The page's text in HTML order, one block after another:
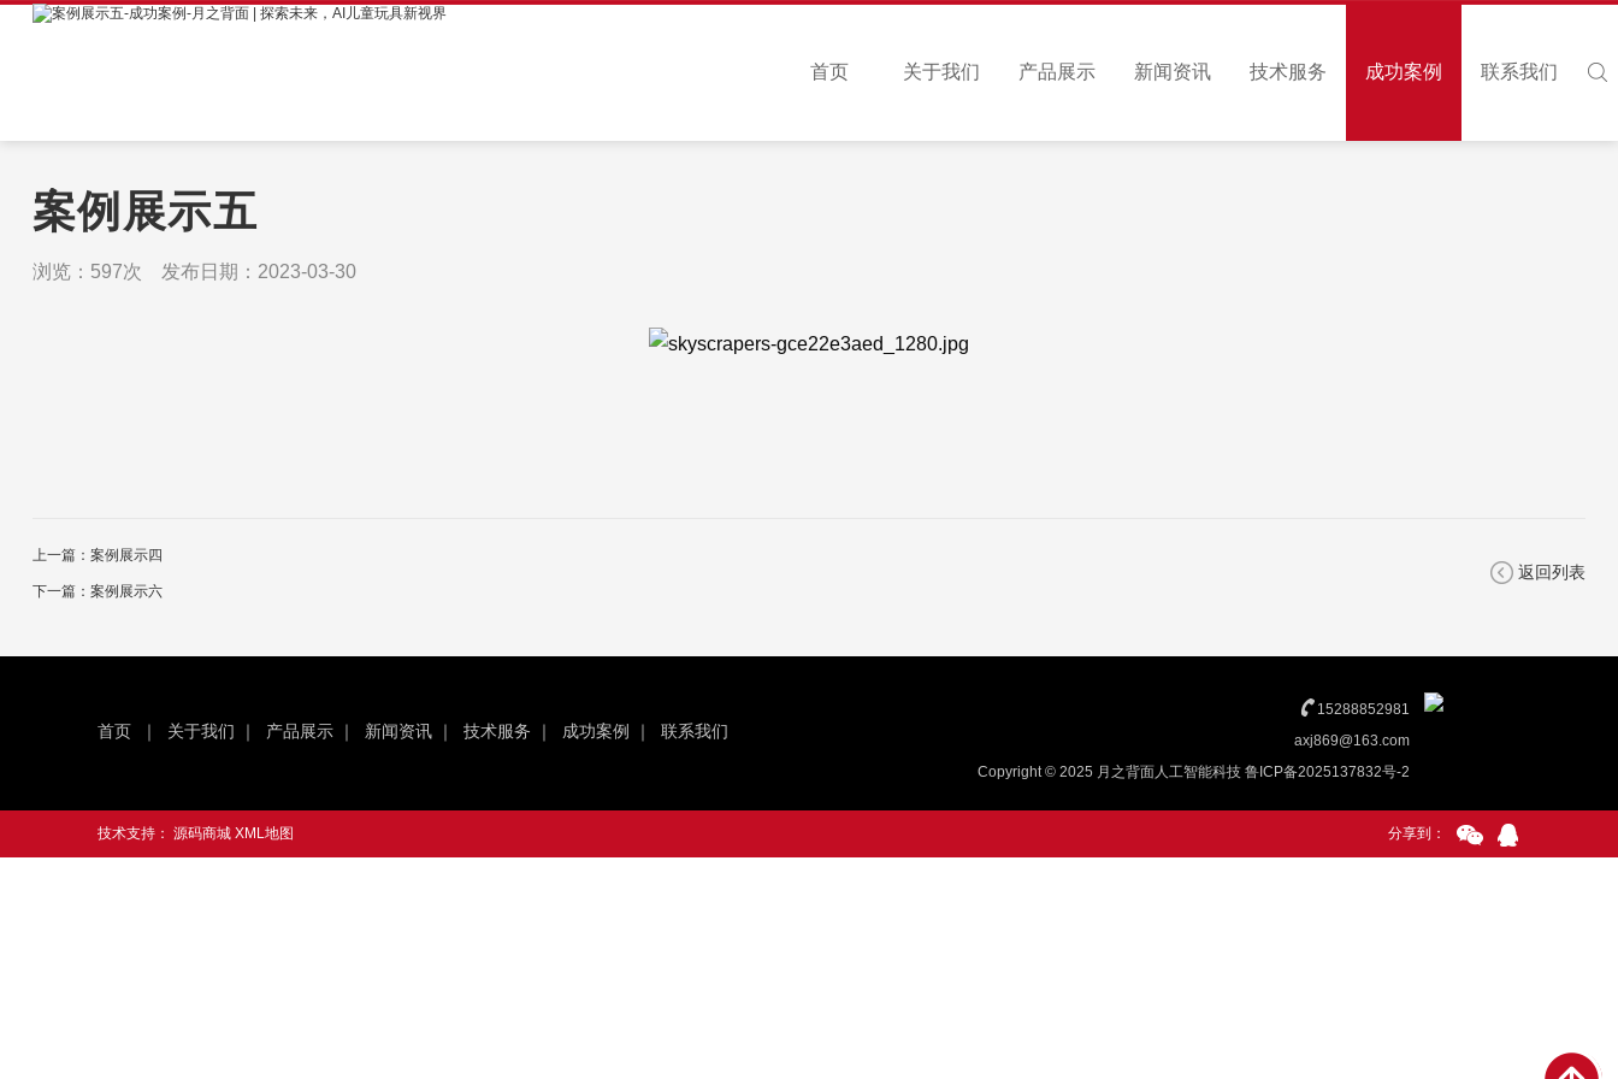
首页 关于我们 产品展示 新闻资讯 技术服务 成功案例 联系我们
案例展示五
浏览：597次 发布日期：2023-03-30
上一篇： 案例展示四
下一篇： 案例展示六
返回列表
首页 ｜ 关于我们 ｜ 产品展示 ｜ 新闻资讯 ｜ 技术服务 ｜ 成功案例 ｜ 联系我们
15288852981
axj869@163.com
Copyright © 2025 月之背面人工智能科技 鲁ICP备2025137832号-2
技术支持： 源码商城 XML地图 分享到：